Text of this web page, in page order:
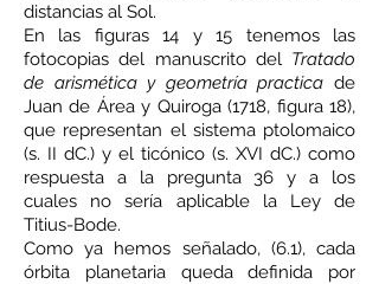
distancias al Sol.
En las figuras 14 y 15 tenemos las
fotocopias del manuscrito del Tratado
de arismética y geometría practica de
Juan de Área y Quiroga (1718, figura 18),
que representan el sistema ptolomaico
(s. II dC.) y el ticónico (s. XVI dC.) como
respuesta a la pregunta 36 y a los
cuales no sería aplicable la Ley de
Titius-Bode.
Como ya hemos señalado, (6.1), cada
órbita planetaria queda definida por